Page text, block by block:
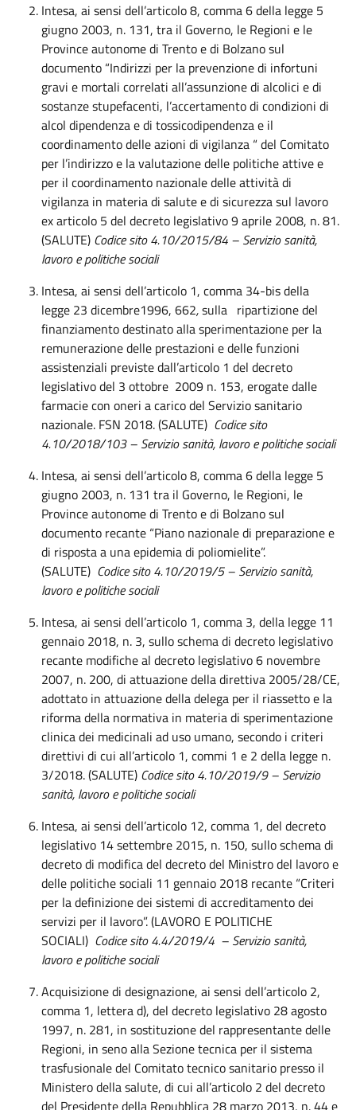
Intesa, ai sensi dell’articolo 8, comma 6 della legge 5
giugno 2003, n. 131, tra il Governo, le Regioni e le
Province autonome di Trento e di Bolzano sul
documento “Indirizzi per la prevenzione di infortuni
gravi e mortali correlati all’assunzione di alcolici e di
sostanze stupefacenti, l’accertamento di condizioni di
alcol dipendenza e di tossicodipendenza e il
coordinamento delle azioni di vigilanza “ del Comitato
per l’indirizzo e la valutazione delle politiche attive e
per il coordinamento nazionale delle attività di
vigilanza in materia di salute e di sicurezza sul lavoro
ex articolo 5 del decreto legislativo 9 aprile 2008, n. 81.
(SALUTE) Codice sito 4.10/2015/84 – Servizio sanità,
lavoro e politiche sociali
Intesa, ai sensi dell’articolo 1, comma 34-bis della
legge 23 dicembre1996, 662,sulla ripartizione del
finanziamento destinato alla sperimentazione per la
remunerazione delle prestazioni e delle funzioni
assistenziali previste dall’articolo 1 del decreto
legislativo del 3 ottobre 2009 n. 153, erogate dalle
farmacie con oneri a carico del Servizio sanitario
nazionale. FSN 2018. (SALUTE) Codice sito
4.10/2018/103– Servizio sanità, lavoro e politiche sociali
Intesa, ai sensi dell’articolo 8, comma 6 della legge 5
giugno 2003, n. 131 tra il Governo, le Regioni, le
Province autonome di Trento e di Bolzano sul
documento recante “Piano nazionale di preparazione e
di risposta a una epidemia di poliomielite”.
(SALUTE) Codice sito 4.10/2019/5 – Servizio sanità,
lavoro e politiche sociali
Intesa, ai sensi dell’articolo 1, comma 3, della legge 11
gennaio 2018, n. 3, sullo schema di decreto legislativo
recante modifiche al decreto legislativo 6 novembre
2007, n. 200, di attuazione della direttiva 2005/28/CE,
adottato in attuazione della delega per il riassetto e la
riforma della normativa in materia di sperimentazione
clinica dei medicinali ad uso umano, secondo i criteri
direttivi di cui all’articolo 1, commi 1 e 2 della legge n.
3/2018. (SALUTE) Codice sito 4.10/2019/9 – Servizio
sanità, lavoro e politiche sociali
Intesa, ai sensi dell’articolo 12, comma 1, del decreto
legislativo 14 settembre 2015, n. 150, sullo schema di
decreto di modifica del decreto del Ministro del lavoro e
delle politiche sociali 11 gennaio 2018 recante “Criteri
per la definizione dei sistemi di accreditamento dei
servizi per il lavoro”. (LAVORO E POLITICHE
SOCIALI) Codice sito 4.4/2019/4 – Servizio sanità,
lavoro e politiche sociali
Acquisizione di designazione, ai sensi dell’articolo 2,
comma 1, lettera d), del decreto legislativo 28 agosto
1997, n. 281, in sostituzione del rappresentante delle
Regioni, in seno alla Sezione tecnica per il sistema
trasfusionale del Comitato tecnico sanitario presso il
Ministero della salute, di cui all’articolo 2 del decreto
del Presidente della Repubblica 28 marzo 2013, n. 44 e